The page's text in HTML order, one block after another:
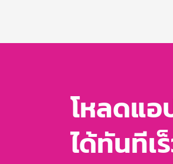
โหลดแ
ได้ทันทีเ